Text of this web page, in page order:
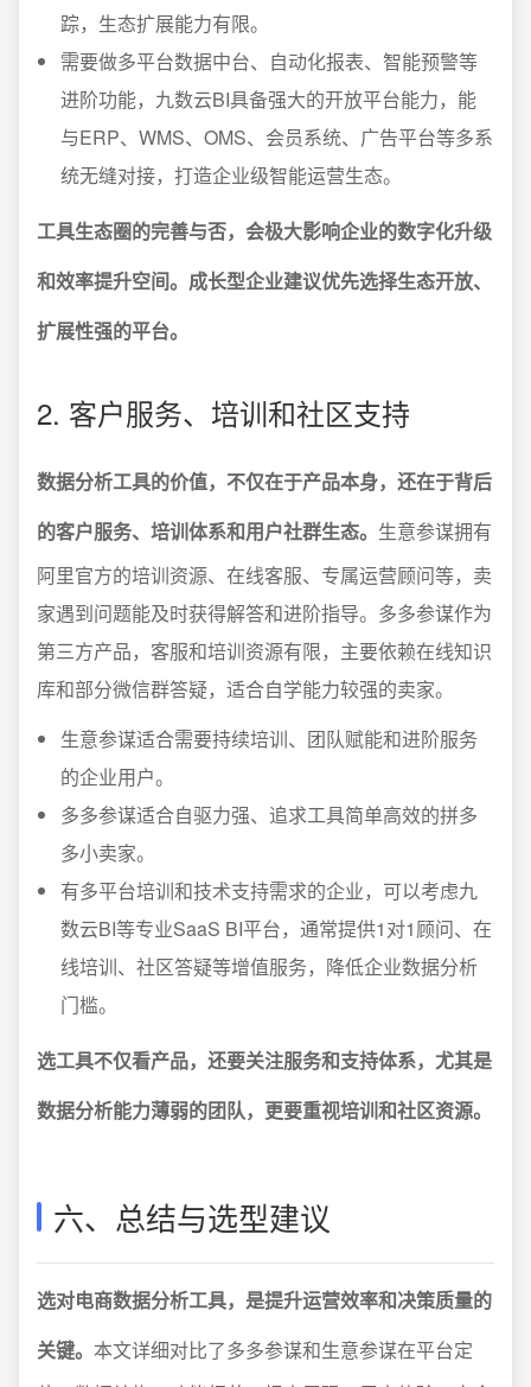
踪，生态扩展能力有限。
需要做多平台数据中台、自动化报表、智能预警等
进阶功能，九数云BI具备强大的开放平台能力，能
与ERP、WMS、OMS、会员系统、广告平台等多系
统无缝对接，打造企业级智能运营生态。
工具生态圈的完善与否，会极大影响企业的数字化升级
和效率提升空间。成长型企业建议优先选择生态开放、
扩展性强的平台。
2. 客户服务、培训和社区支持
数据分析工具的价值，不仅在于产品本身，还在于背后
的客户服务、培训体系和用户社群生态。 生意参谋拥有
阿里官方的培训资源、在线客服、专属运营顾问等，卖
家遇到问题能及时获得解答和进阶指导。多多参谋作为
第三方产品，客服和培训资源有限，主要依赖在线知识
库和部分微信群答疑，适合自学能力较强的卖家。
生意参谋适合需要持续培训、团队赋能和进阶服务
的企业用户。
多多参谋适合自驱力强、追求工具简单高效的拼多
多小卖家。
有多平台培训和技术支持需求的企业，可以考虑九
数云BI等专业SaaS BI平台，通常提供1对1顾问、在
线培训、社区答疑等增值服务，降低企业数据分析
门槛。
选工具不仅看产品，还要关注服务和支持体系，尤其是
数据分析能力薄弱的团队，更要重视培训和社区资源。
六、总结与选型建议
选对电商数据分析工具，是提升运营效率和决策质量的
关键。 本文详细对比了多多参谋和生意参谋在平台定